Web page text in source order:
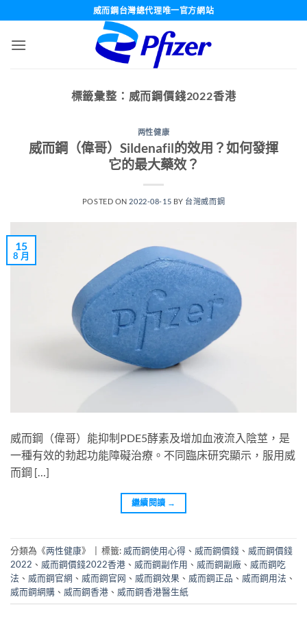
威而鋼台灣總代理唯一官方網站
標籤彙整： 威而鋼價錢2022香港
两性健康
威而鋼（偉哥）Sildenafil的效用？如何發揮
它的最大藥效？
POSTED ON 2022-08-15 BY 台灣威而鋼
15
8 月
威而鋼（偉哥）能抑制PDE5酵素及增加血液流入陰莖，是
一種有效的勃起功能障礙治療。不同臨床研究顯示，服用威
而鋼 […]
繼續閱讀 →
分類為《两性健康》 標籤: 威而鋼使用心得 、 威而鋼價錢 、 威而鋼價錢
2022 、 威而鋼價錢2022香港 、 威而鋼副作用 、 威而鋼副廠 、 威而鋼吃
法 、 威而鋼官網 、 威而鋼官网 、 威而鋼效果 、 威而鋼正品 、 威而鋼用法 、
威而鋼網購 、 威而鋼香港 、 威而鋼香港醫生紙